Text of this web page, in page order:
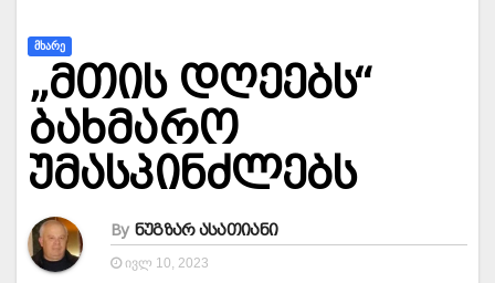
ᲛᲮᲐᲠᲔ
„მთის დღეებს“
ბახმარო
უმასპინძლებს
By ნუგზარ ასათიანი
ᲘᲕᲚ 10, 2023